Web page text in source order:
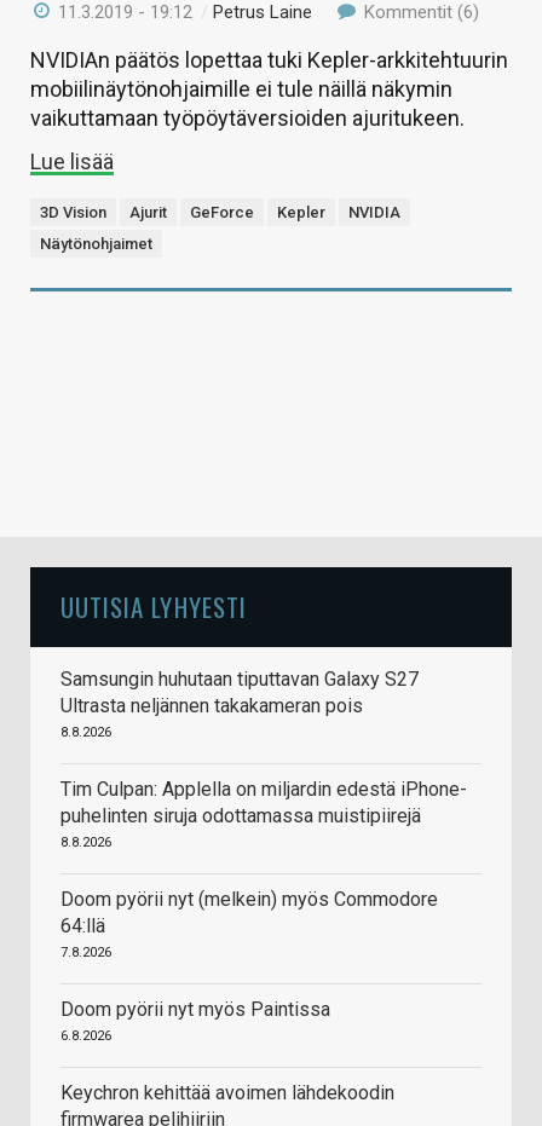
HAKU
11.3.2019 - 19:12 /Petrus Laine Kommentit (6)
NVIDIAn päätös lopettaa tuki Kepler-arkkitehtuurin
mobiilinäytönohjaimille ei tule näillä näkymin
vaikuttamaan työpöytäversioiden ajuritukeen.
Lue lisää
3D Vision Ajurit GeForce Kepler
NVIDIA
Näytönohjaimet
UUTISIA LYHYESTI
Samsungin huhutaan tiputtavan Galaxy S27
Ultrasta neljännen takakameran pois
8.8.2026
Tim Culpan: Applella on miljardin edestä iPhone-
puhelinten siruja odottamassa muistipiirejä
8.8.2026
Doom pyörii nyt (melkein) myös Commodore
64:llä
7.8.2026
Doom pyörii nyt myös Paintissa
6.8.2026
Keychron kehittää avoimen lähdekoodin
firmwarea pelihiiriin